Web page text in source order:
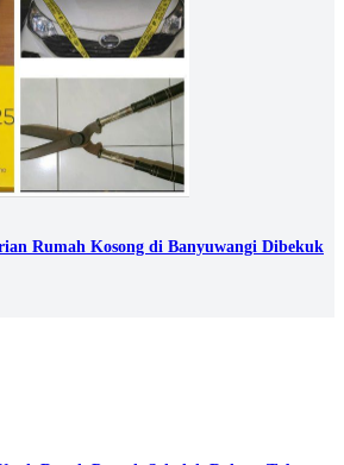
Rumah Kosong di Banyuwangi Dibekuk